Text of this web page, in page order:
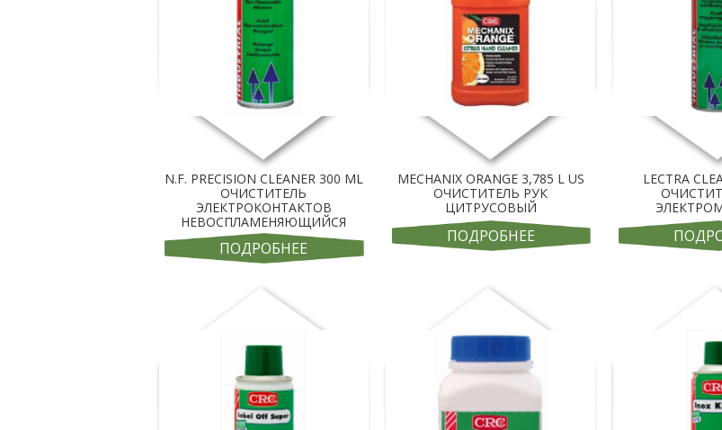
N.F. PRECISION CLEANER 300 ML
ОЧИСТИТЕЛЬ
ЭЛЕКТРОКОНТАКТОВ
НЕВОСПЛАМЕНЯЮЩИЙСЯ
ПОДРОБНЕЕ
MECHANIX ORANGE 3,785 L US
ОЧИСТИТЕЛЬ РУК
ЦИТРУСОВЫЙ
ПОДРОБНЕЕ
LECTRA